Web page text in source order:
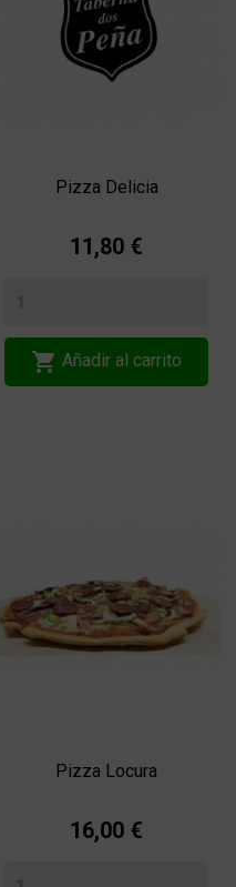
Pizza Delicia
11,80 €
 Añadir al carrito
Pizza Locura
16,00 €